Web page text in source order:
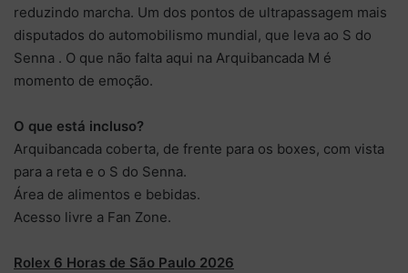
reduzindo marcha. Um dos pontos de ultrapassagem mais
disputados do automobilismo mundial, que leva ao S do
Senna . O que não falta aqui na Arquibancada M é
momento de emoção.
O que está incluso?
Arquibancada coberta, de frente para os boxes, com vista
para a reta e o S do Senna.
Área de alimentos e bebidas.
Acesso livre a Fan Zone.
Rolex 6 Horas de São Paulo 2026